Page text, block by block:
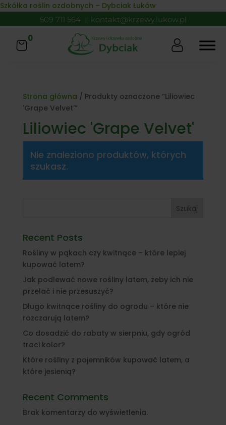
Skip to content
Szkółka roślin ozdobnych – Dybciak Łuków
509 711 564 | kontakt@krzewy.lukow.pl
0
Strona główna / Produkty oznaczone “Liliowiec
'Grape Velvet'”
Liliowiec 'Grape Velvet'
Nie znaleziono produktów, których
szukasz.
Szukaj
Recent Posts
Rośliny w pąkach czy kwitnące – które lepiej
kupować latem?
Jak podlewać nowe rośliny latem, żeby ich nie
przelać i nie przesuszyć?
Długo kwitnące rośliny do ogrodu – które nie
rozczarują latem?
Co dosadzić do rabaty w sierpniu, gdy ogród
traci kolor?
Które rośliny z pojemników kupować latem, a
które jesienią?
Recent Comments
Brak komentarzy do wyświetlenia.